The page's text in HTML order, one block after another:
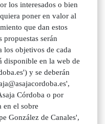
los interesados o bien
poner en valor al
que dan estos
propuestas serán
los objetivos de cada
disponible en la web de
y se deberán
Córdoba o por
en el sobre
González de Canales',